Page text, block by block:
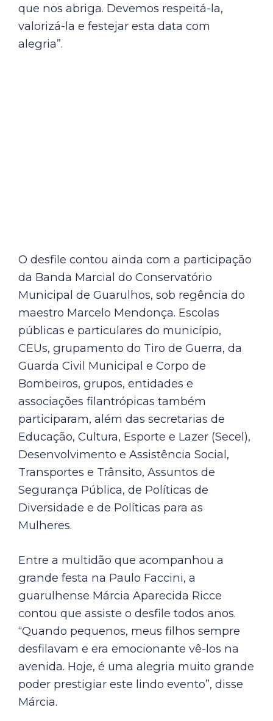
que nos abriga. Devemos respeitá-la,
valorizá-la e festejar esta data com
alegria”.
O desfile contou ainda com a participação
da Banda Marcial do Conservatório
Municipal de Guarulhos, sob regência do
maestro Marcelo Mendonça. Escolas
públicas e particulares do município,
CEUs, grupamento do Tiro de Guerra, da
Guarda Civil Municipal e Corpo de
Bombeiros, grupos, entidades e
associações filantrópicas também
participaram, além das secretarias de
Educação, Cultura, Esporte e Lazer (Secel),
Desenvolvimento e Assistência Social,
Transportes e Trânsito, Assuntos de
Segurança Pública, de Políticas de
Diversidade e de Políticas para as
Mulheres.
Entre a multidão que acompanhou a
grande festa na Paulo Faccini, a
guarulhense Márcia Aparecida Ricce
contou que assiste o desfile todos anos.
“Quando pequenos, meus filhos sempre
desfilavam e era emocionante vê-los na
avenida. Hoje, é uma alegria muito grande
poder prestigiar este lindo evento”, disse
Márcia.